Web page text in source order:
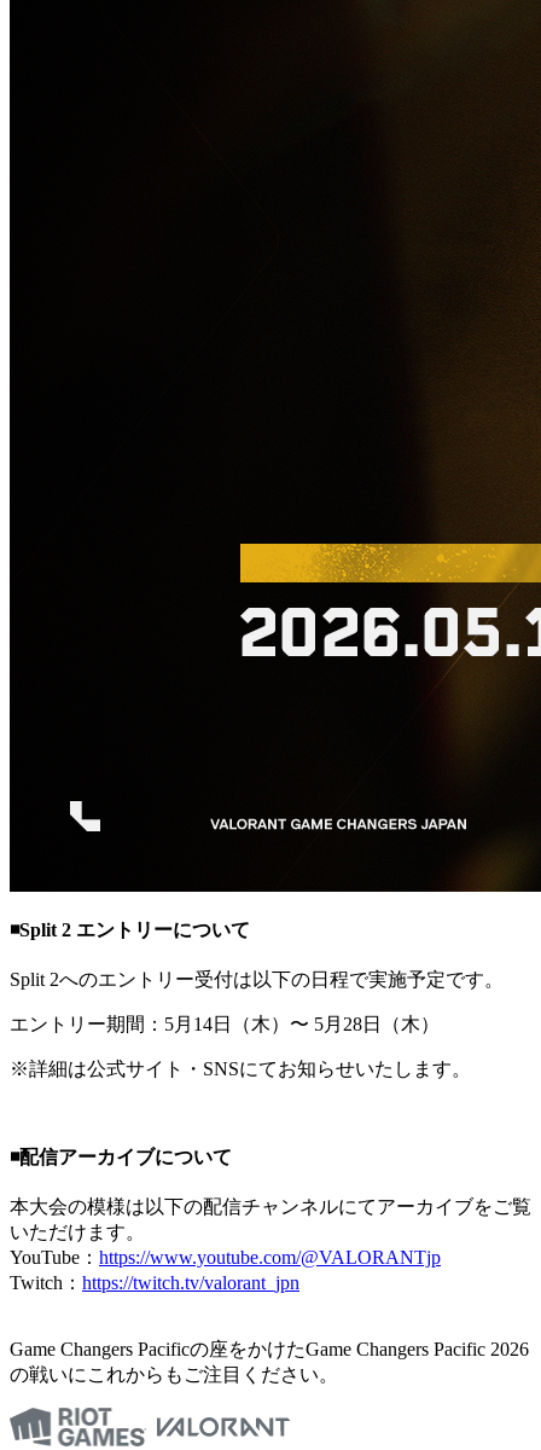
◾️Split 2 エントリーについて
Split 2へのエントリー受付は以下の日程で実施予定です。
エントリー期間：5月14日（木）〜 5月28日（木）
※詳細は公式サイト・SNSにてお知らせいたします。
◾️配信アーカイブについて
本大会の模様は以下の配信チャンネルにてアーカイブをご覧
いただけます。
YouTube： https://www.youtube.com/@VALORANTjp
Twitch： https://twitch.tv/valorant_jpn
Game Changers Pacificの座をかけたGame Changers Pacific 2026
の戦いにこれからもご注目ください。